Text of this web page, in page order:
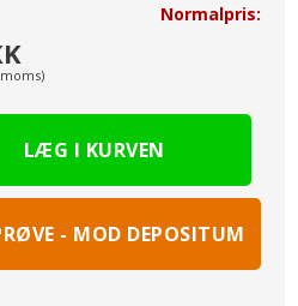
Normalpris:
- MOD DEPOSITUM